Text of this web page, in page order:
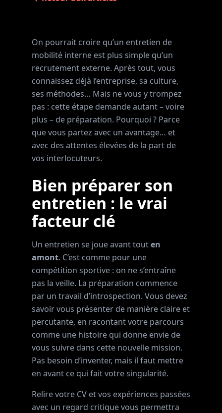
On pourrait croire qu’un entretien de
mobilité interne est plus simple qu’un
recrutement externe. Après tout, vous
connaissez déjà l’entreprise, sa culture,
ses méthodes… Mais ne vous y trompez
pas : cette étape demande autant – voire
plus – de préparation. Pourquoi ? Parce
que vous partez avec un avantage… et
avec des attentes élevées de la part de
vos interlocuteurs.
Bien préparer son
entretien : le vrai
facteur clé
Un entretien se joue avant touten
amont. C’est comme pour une
compétition sportive : on ne s’entraîne
pas la veille. La préparation commence
par un travail d’introspection. Vous devez
savoir vous présenter de manière claire et
percutante, en racontant votre parcours
comme une histoire qui donne envie de
vous suivre dans cette nouvelle mission.
Pas besoin d’inventer, mais il faut mettre
en avant ce qui fait votre singularité.
Relire votre CV et vos expériences passées
avec un regard critique vous permettra